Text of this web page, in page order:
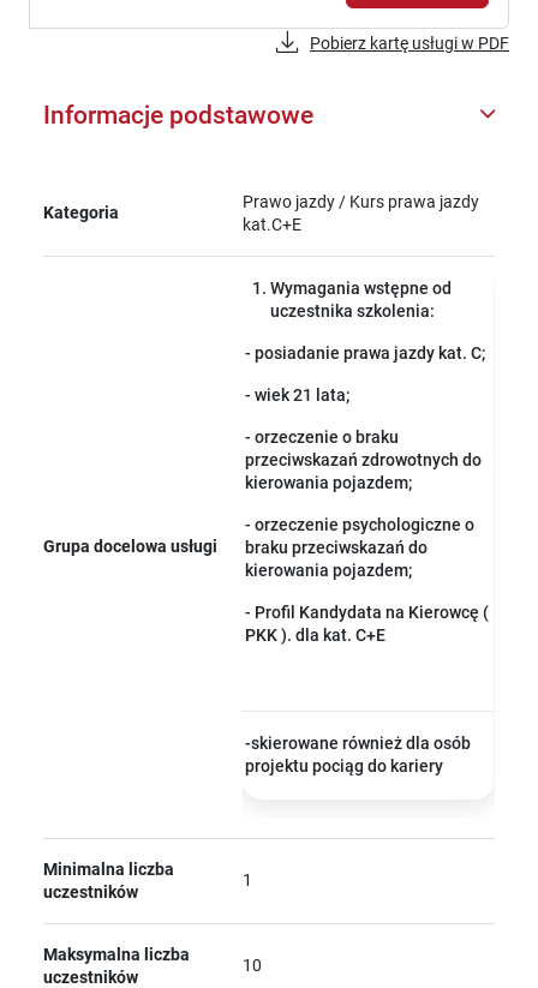
Pobierz kartę usługi w PDF
Informacje podstawowe
Kategoria
Prawo jazdy / Kurs prawa jazdy
kat.C+E
Grupa docelowa usługi
Wymagania wstępne od
uczestnika szkolenia:
- posiadanie prawa jazdy kat. C;
- wiek 21 lata;
- orzeczenie o braku
przeciwskazań zdrowotnych do
kierowania pojazdem;
- orzeczenie psychologiczne o
braku przeciwskazań do
kierowania pojazdem;
- Profil Kandydata na Kierowcę (
PKK ). dla kat. C+E
-skierowane również dla osób
projektu pociąg do kariery
Minimalna liczba
uczestników
1
Maksymalna liczba
uczestników
10